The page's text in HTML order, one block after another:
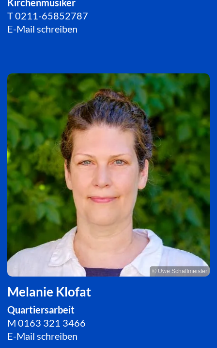
Kirchenmusiker
T0211-65852787
E-Mail schreiben
© Uwe Schaffmeister
Melanie Klofat
Quartiersarbeit
M 0163 321 3466
E-Mail schreiben